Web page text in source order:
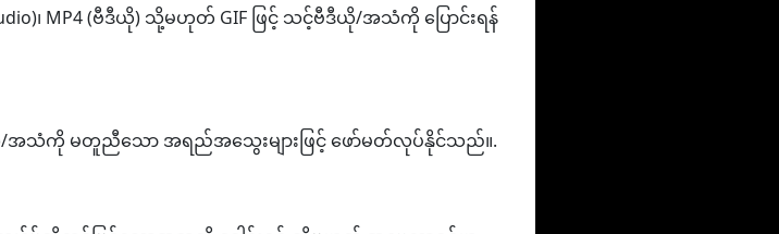
၊ MP4 (ဗီဒီယို) သို့မဟုတ် GIF ဖြင့် သင့်ဗီဒီယို/အသံကို ပြောင်းရန်
ကို မတူညီသော အရည်အသွေးများဖြင့် ဖော်မတ်လုပ်နိုင်သည်။.